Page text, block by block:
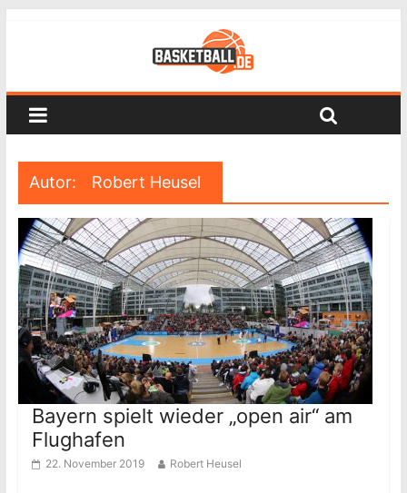
Autor: Robert Heusel
Bayern spielt wieder „open air“ am
Flughafen
22. November 2019 Robert Heusel